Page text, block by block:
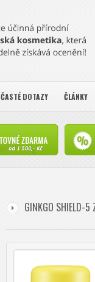
ČASTÉ DOTAZY ČLÁNKY
GINKGO SHIELD-